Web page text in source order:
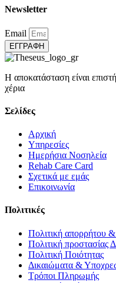
Newsletter
Email
ΕΓΓΡΑΦΗ
Η αποκατάσταση είναι
χέρια
Σελίδες
Αρχική
Υπηρεσίες
Ημερήσια Νοσηλεία
Rehab Care Card
Σχετικά με εμάς
Επικοινωνία
Πολιτικές
Πολιτική απορρήτου
Πολιτική προστασίας
Πολιτική Ποιότητας
Δικαιώματα &
Τρόποι Πληρωμής